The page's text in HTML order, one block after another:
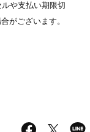
や支払い期限切
がございます。